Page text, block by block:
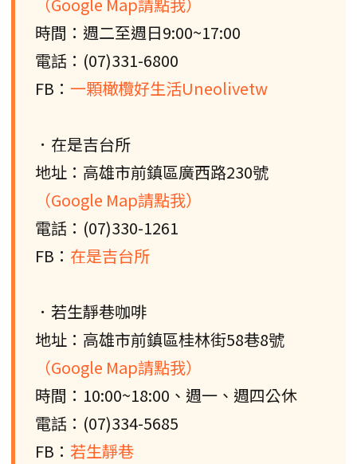
（Google Map請點我）
時間：週二至週日9:00~17:00
電話：(07)331-6800
FB： 一顆橄欖好生活Uneolivetw
．在是吉台所
地址：高雄市前鎮區廣西路230號
（Google Map請點我）
電話：(07)330-1261
FB： 在是吉台所
．若生靜巷咖啡
地址：高雄市前鎮區桂林街58巷8號
（Google Map請點我）
時間：10:00~18:00、週一、週四公休
電話：(07)334-5685
FB： 若生靜巷